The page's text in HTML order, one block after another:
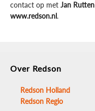
contact op met Jan Rutten
www.redson.nl.
Over Redson
Redson Holland
Redson Regio